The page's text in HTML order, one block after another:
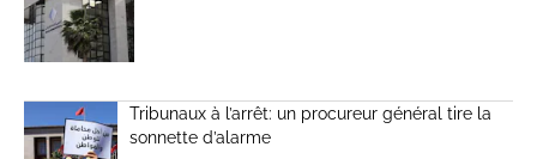
Tribunaux à l’arrêt: un procureur général tire la
sonnette d’alarme